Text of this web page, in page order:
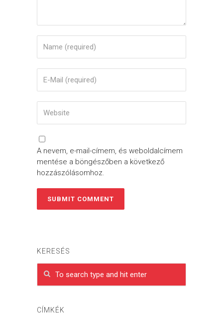
A nevem, e-mail-címem, és weboldalcímem
mentése a böngészőben a következő
hozzászólásomhoz.
KERESÉS
CÍMKÉK